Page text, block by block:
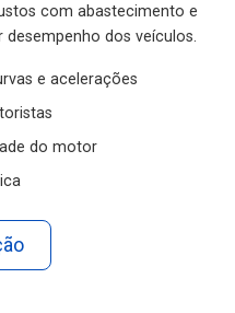
com abastecimento e
dos veículos.
e acelerações
do motor